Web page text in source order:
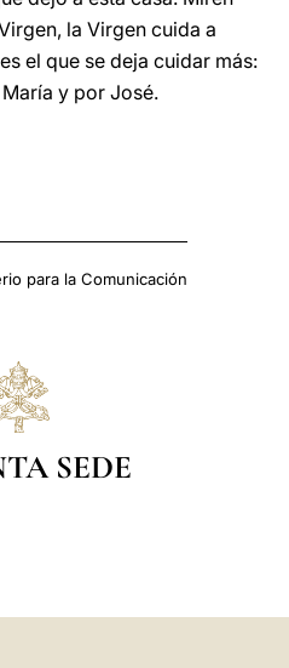
la Virgen cuida a
el que se deja cuidar más:
y por José.
para la Comunicación
SEDE